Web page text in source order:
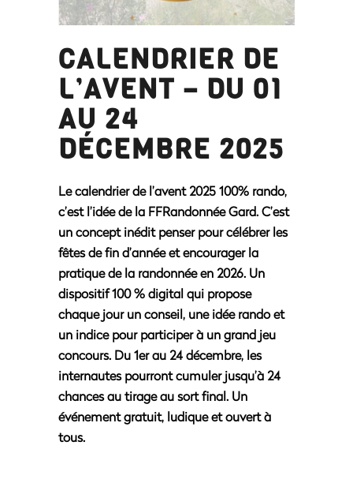
CALENDRIER DE
L’AVENT – DU 01
AU 24
DÉCEMBRE 2025
Le calendrier de l’avent 2025 100% rando,
c’est l’idée de la FFRandonnée Gard. C’est
un concept inédit penser pour célébrer les
fêtes de fin d’année et encourager la
pratique de la randonnée en 2026. Un
dispositif 100 % digital qui propose
chaque jour un conseil, une idée rando et
un indice pour participer à un grand jeu
concours. Du 1er au 24 décembre, les
internautes pourront cumuler jusqu’à 24
chances au tirage au sort final. Un
événement gratuit, ludique et ouvert à
tous.